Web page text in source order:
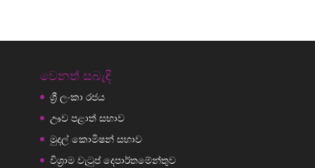
වෙනත් සබැඳි
ශ්‍රී ලංකා රජය
ඌව පළාත් සභාව
මුදල් කොමිෂන් සභාව
විශ්‍රාම වැටුප් දෙපාර්තමේන්තුව